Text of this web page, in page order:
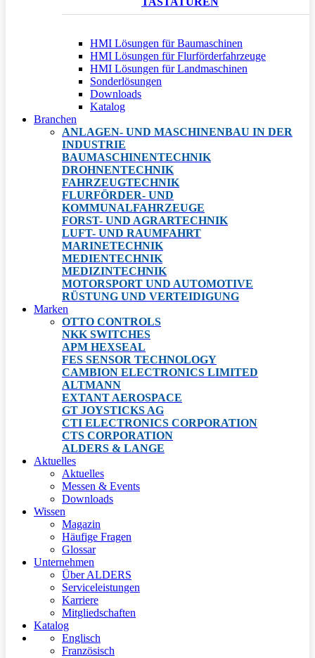
HMI Lösungen für Baumaschinen
HMI Lösungen für Flurförderfahrzeuge
HMI Lösungen für Landmaschinen
Sonderlösungen
Downloads
Katalog
Branchen
ANLAGEN- UND MASCHINENBAU IN DER
INDUSTRIE
BAUMASCHINENTECHNIK
DROHNENTECHNIK
FAHRZEUGTECHNIK
FLURFÖRDER- UND
KOMMUNALFAHRZEUGE
FORST- UND AGRARTECHNIK
LUFT- UND RAUMFAHRT
MARINETECHNIK
MEDIENTECHNIK
MEDIZINTECHNIK
MOTORSPORT UND AUTOMOTIVE
RÜSTUNG UND VERTEIDIGUNG
Marken
OTTO CONTROLS
NKK SWITCHES
APM HEXSEAL
FES SENSOR TECHNOLOGY
CAMBION ELECTRONICS LIMITED
ALTMANN
EXTANT AEROSPACE
GT JOYSTICKS AG
CTI ELECTRONICS CORPORATION
CTS CORPORATION
ALDERS & LANGE
Aktuelles
Aktuelles
Messen & Events
Downloads
Wissen
Magazin
Häufige Fragen
Glossar
Unternehmen
Über ALDERS
Serviceleistungen
Karriere
Mitgliedschaften
Katalog
Englisch
Französisch